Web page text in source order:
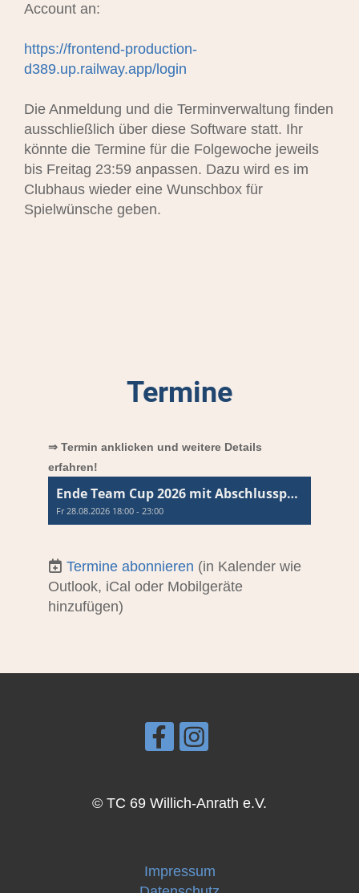
Account an:
https://frontend-production-
d389.up.railway.app/login
Die Anmeldung und die Terminverwaltung finden
ausschließlich über diese Software statt. Ihr
könnte die Termine für die Folgewoche jeweils
bis Freitag 23:59 anpassen. Dazu wird es im
Clubhaus wieder eine Wunschbox für
Spielwünsche geben.
Termine
⇒ Termin anklicken und weitere Details
erfahren!
Ende Team Cup 2026 mit Abschlussparty und Siegerehrung
Fr 28.08.2026 18:00 - 23:00
Termine abonnieren (in Kalender wie
Outlook, iCal oder Mobilgeräte
hinzufügen)
© TC 69 Willich-Anrath e.V.
Impressum